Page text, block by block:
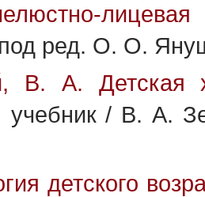
лицевая
ред. О. О.
В. А. Детская
учебник / В. А.
детского